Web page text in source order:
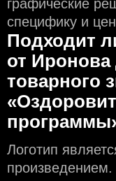
графические
специфику и
Подходит
от Иронова
товарного
Логотип
произведением.